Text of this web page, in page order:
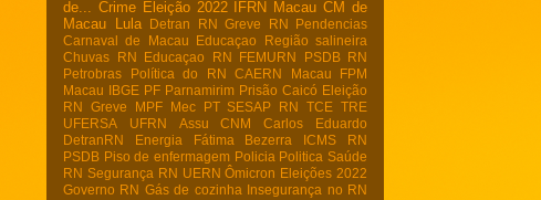
de...
Crime Eleição 2022 IFRN Macau CM de
Macau
Lula Detran RN Greve RN
Pendencias
Carnaval de Macau
Educaçao
Região salineira
Chuvas RN
Educaçao RN FEMURN
PSDB RN
Petrobras
Política do RN CAERN Macau
FPM
Macau IBGE PF Parnamirim Prisão Caicó Eleição
RN
Greve MPF Mec PT SESAP RN TCE TRE
UFERSA
UFRN Assu CNM
Carlos Eduardo
DetranRN
Energia Fátima Bezerra
ICMS RN
PSDB Piso de enfermagem Policia Politica Saúde
RN Segurança RN UERN Ômicron Eleições 2022
Governo RN Gás de cozinha Insegurança no RN